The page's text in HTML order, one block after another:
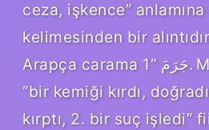
ceza, işkence”
kelimesinden bir
Arapça carama جَرَمَ “1. Mükemmel haliyle
“bir kemiği kırdı,
kırptı, 2. bir suç işledi”